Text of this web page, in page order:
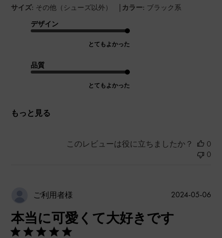
サイズ: その他（シューズ以外） | カラー: ブラック系
デザイン
とてもよかった
品質
とてもよかった
もっと見る
このレビューは役に立ちましたか？
0
0
ご利用者様
本当に可愛くて大好きです
公
2024-05-06